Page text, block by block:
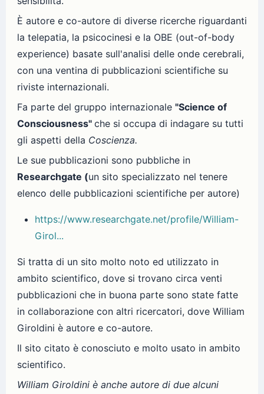
È autore e co-autore di diverse ricerche riguardanti
la telepatia, la psicocinesi e la OBE (out-of-body
experience) basate sull'analisi delle onde cerebrali,
con una ventina di pubblicazioni scientifiche su
riviste internazionali.
Fa parte del gruppo internazionale "Science of
Consciousness" che si occupa di indagare su tutti
gli aspetti della Coscienza.
Le sue pubblicazioni sono pubbliche in
Researchgate (un sito specializzato nel tenere
elenco delle pubblicazioni scientifiche per autore)
https://www.researchgate.net/profile/William-
Girol...
Si tratta di un sito molto noto ed utilizzato in
ambito scientifico, dove si trovano circa venti
pubblicazioni che in buona parte sono state fatte
in collaborazione con altri ricercatori, dove William
Giroldini è autore e co-autore.
Il sito citato è conosciuto e molto usato in ambito
scientifico.
William Giroldini è anche autore di due alcuni